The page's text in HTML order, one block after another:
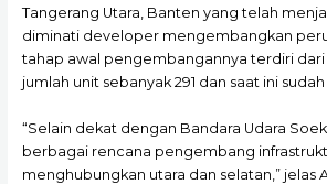
Tangerang Utara, Banten yang telah
diminati developer mengembangkan
tahap awal pengembangannya terdiri dari
jumlah unit sebanyak 291 dan saat ini
“Selain dekat dengan Bandara Udara
berbagai rencana pengembang
menghubungkan utara dan selatan,” jelas